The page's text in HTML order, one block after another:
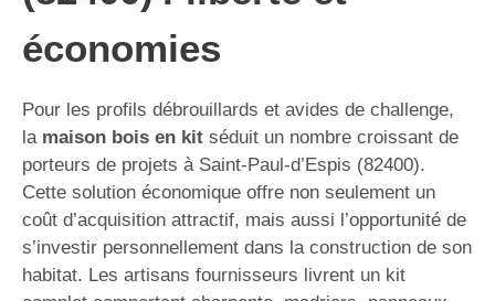
économies
Pour les profils débrouillards et avides de challenge,
la maison bois en kit séduit un nombre croissant de
porteurs de projets à Saint-Paul-d’Espis (82400).
Cette solution économique offre non seulement un
coût d’acquisition attractif, mais aussi l’opportunité de
s’investir personnellement dans la construction de son
habitat. Les artisans fournisseurs livrent un kit